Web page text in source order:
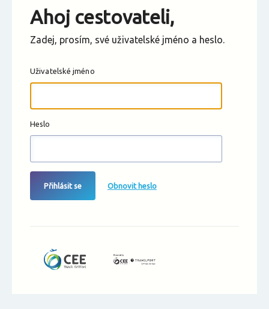
Změnit měnu
Ahoj cestovateli,
Zadej, prosím, své uživatelské jméno a heslo.
Uživatelské jméno
Heslo
Přihlásit se Obnovit heslo